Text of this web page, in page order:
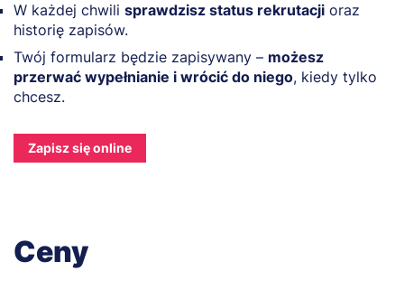
W każdej chwili sprawdzisz status rekrutacji oraz
historię zapisów.
Twój formularz będzie zapisywany – możesz
przerwać wypełnianie i wrócić do niego, kiedy tylko
chcesz.
Zapisz się online
Ceny